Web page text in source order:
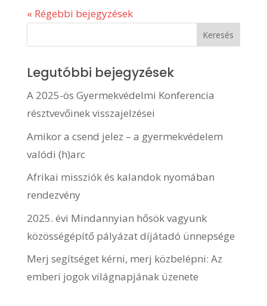
« Régebbi bejegyzések
Legutóbbi bejegyzések
A 2025-ös Gyermekvédelmi Konferencia
résztvevőinek visszajelzései
Amikor a csend jelez – a gyermekvédelem
valódi (h)arc
Afrikai missziók és kalandok nyomában
rendezvény
2025. évi Mindannyian hősök vagyunk
közösségépítő pályázat díjátadó ünnepsége
Merj segítséget kérni, merj közbelépni: Az
emberi jogok világnapjának üzenete